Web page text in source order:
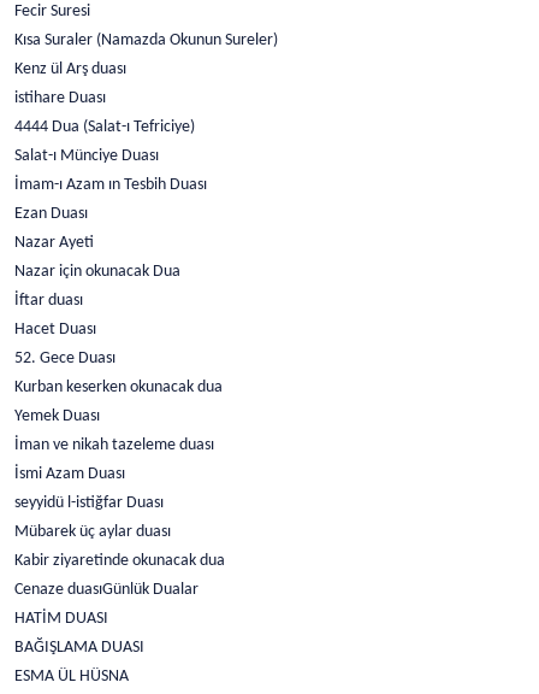
Fecir Suresi
Kısa Suraler (Namazda Okunun Sureler)
Kenz ül Arş duası
istihare Duası
4444 Dua (Salat-ı Tefriciye)
Salat-ı Münciye Duası
İmam-ı Azam ın Tesbih Duası
Ezan Duası
Nazar Ayeti
Nazar için okunacak Dua
İftar duası
Hacet Duası
52. Gece Duası
Kurban keserken okunacak dua
Yemek Duası
İman ve nikah tazeleme duası
İsmi Azam Duası
seyyidü l-istiğfar Duası
Mübarek üç aylar duası
Kabir ziyaretinde okunacak dua
Cenaze duasıGünlük Dualar
HATİM DUASI
BAĞIŞLAMA DUASI
ESMA ÜL HÜSNA